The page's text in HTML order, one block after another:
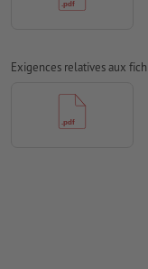
Mode couleur :
papiers couchés,
les papiers non
Exigences relatives aux